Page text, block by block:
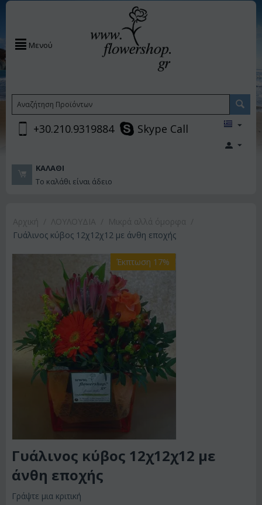
Μενού
+30.210.9319884 Skype Call
ΚΑΛΆΘΙ
Το καλάθι είναι άδειο
Γυάλινος κύβος 12χ12χ12 με άνθη εποχής
Έκπτωση 17%
Γυάλινος κύβος 12χ12χ12 με
άνθη εποχής
Γράψτε μια κριτική